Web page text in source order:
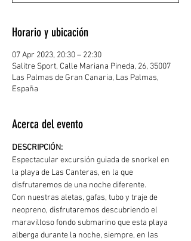
Horario y ubicación
07 Apr 2023, 20:30 – 22:30
Salitre Sport, Calle Mariana Pineda, 26, 35007
Las Palmas de Gran Canaria, Las Palmas,
España
Acerca del evento
DESCRIPCIÓN:
Espectacular excursión guiada de snorkel en
la playa de Las Canteras, en la que
disfrutaremos de una noche diferente.
Con nuestras aletas, gafas, tubo y traje de
neopreno, disfrutaremos descubriendo el
maravilloso fondo submarino que esta playa
alberga durante la noche, siempre, en las